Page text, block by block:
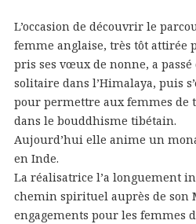
L’occasion de découvrir le
femme anglaise, très tôt attirée
pris ses vœux de nonne, a
solitaire dans l’Himalaya, puis
pour permettre aux femmes de
dans le bouddhisme tibétain.
Aujourd’hui elle anime un
en Inde.
La réalisatrice l’a longuement
chemin spirituel auprès de son
engagements pour les femmes